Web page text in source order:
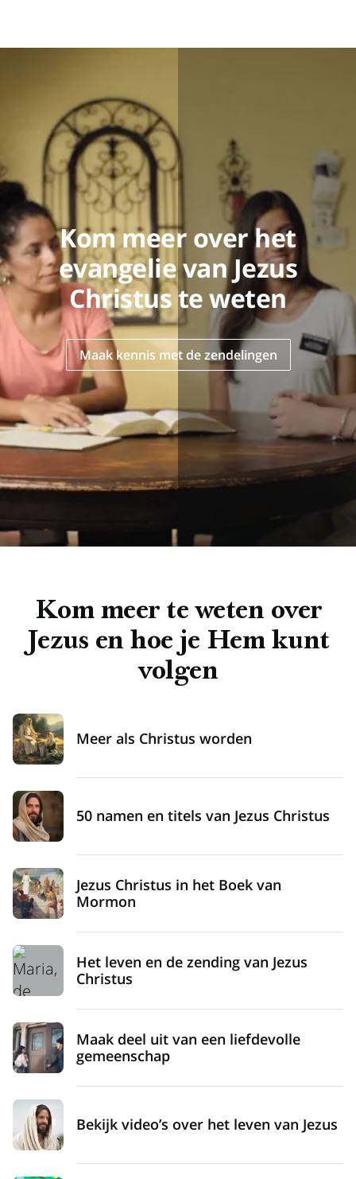
Kom meer over het
evangelie van Jezus
Christus te weten
Maak kennis met de zendelingen
Kom meer te weten over
Jezus en hoe je Hem kunt
volgen
Meer als Christus worden
50 namen en titels van Jezus Christus
Jezus Christus in het Boek van
Mormon
Het leven en de zending van Jezus
Christus
Maak deel uit van een liefdevolle
gemeenschap
Bekijk video’s over het leven van Jezus